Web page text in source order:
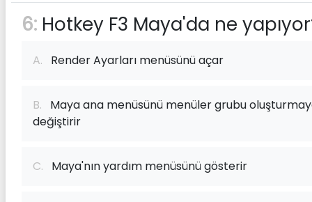
6: Hotkey F3 Maya'da ne
A. Render Ayarları menüsünü açar
B. Maya ana menüsünü menüler grubu
değiştirir
C. Maya'nın yardım menüsünü gösterir